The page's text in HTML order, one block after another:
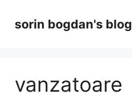
contentsorin bogdan's blog
vanzatoare